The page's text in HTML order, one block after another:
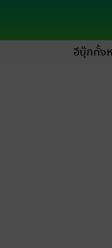
อีบุ๊กทั้ง